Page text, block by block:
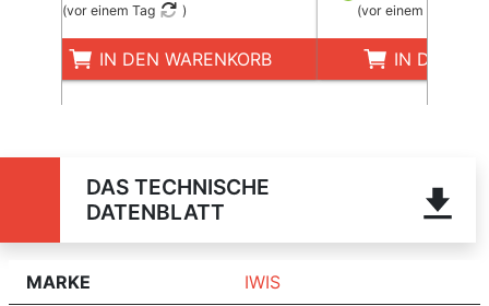
(vor einem Tag )
IN DEN WARENKORB
(vor einem Tag
IN DEN
DAS TECHNISCHE
DATENBLATT
MARKE IWIS